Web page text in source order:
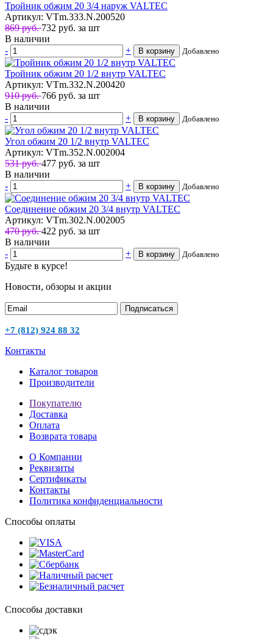
Тройник обжим 20 3/4 наруж VALTEC
Артикул: VTm.333.N.200520
869 руб.732 руб. за шт
В наличии
-
+ В корзину Добавлено
Тройник обжим 20 1/2 внутр VALTEC
Артикул: VTm.332.N.200420
910 руб.766 руб. за шт
В наличии
-
+ В корзину Добавлено
Угол обжим 20 1/2 внутр VALTEC
Артикул: VTm.352.N.002004
531 руб.477 руб. за шт
В наличии
-
+ В корзину Добавлено
Соединение обжим 20 3/4 внутр VALTEC
Артикул: VTm.302.N.002005
470 руб.422 руб. за шт
В наличии
-
+ В корзину Добавлено
Будьте в курсе!
Новости, обзоры и акции
Подписаться
+7 (812) 924 88 32
Контакты
Каталог товаров
Производители
Покупателю
Доставка
Оплата
Возврата товара
О Компании
Реквизиты
Сертификаты
Контакты
Политика конфиденциальности
Способы оплаты
Способы доставки